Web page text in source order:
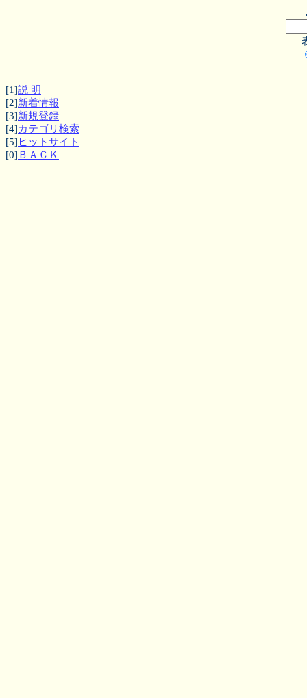
[1]説 明
[2]新着情報
[3]新規登録
[4]カテゴリ検索
[5] ヒットサイト
[0] ＢＡＣＫ